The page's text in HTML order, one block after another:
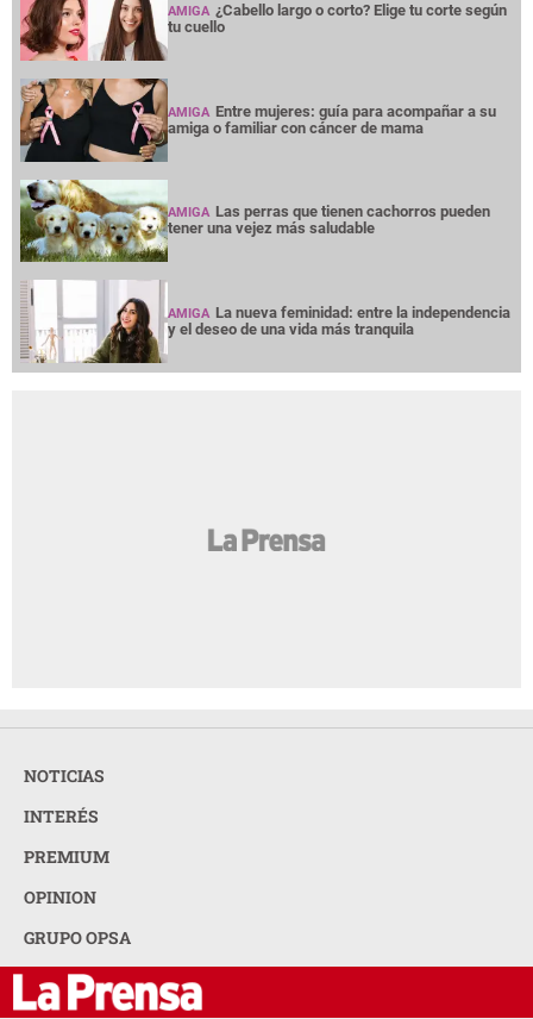
AMIGA ¿Cabello largo o corto? Elige tu corte según
tu cuello
AMIGA Entre mujeres: guía para acompañar a su
amiga o familiar con cáncer de mama
AMIGA Las perras que tienen cachorros pueden
tener una vejez más saludable
AMIGA La nueva feminidad: entre la independencia
y el deseo de una vida más tranquila
NOTICIAS
INTERÉS
PREMIUM
OPINION
GRUPO OPSA